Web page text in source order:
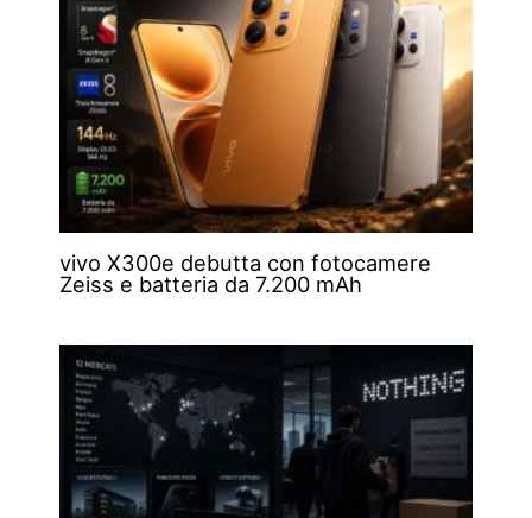
vivo X300e debutta con fotocamere
Zeiss e batteria da 7.200 mAh